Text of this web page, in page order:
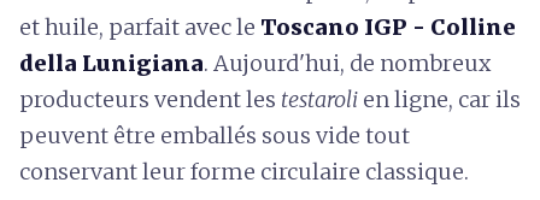
et huile, parfait avec le Toscano IGP - Colline
della Lunigiana. Aujourd'hui, de nombreux
producteurs vendent les testaroli en ligne, car ils
peuvent être emballés sous vide tout
conservant leur forme circulaire classique.